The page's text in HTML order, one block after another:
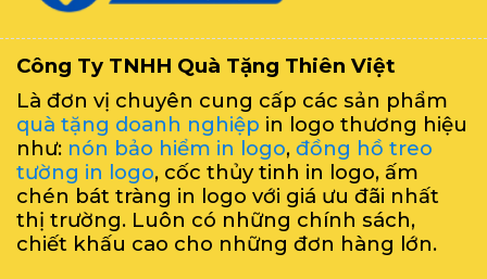
Công Ty TNHH Quà Tặng Thiên Việt
Là đơn vị chuyên cung cấp các sản phẩm
quà tặng doanh nghiệp in logo thương hiệu
như: nón bảo hiểm in logo, đồng hồ treo
tường in logo, cốc thủy tinh in logo, ấm
chén bát tràng in logo với giá ưu đãi nhất
thị trường. Luôn có những chính sách,
chiết khấu cao cho những đơn hàng lớn.